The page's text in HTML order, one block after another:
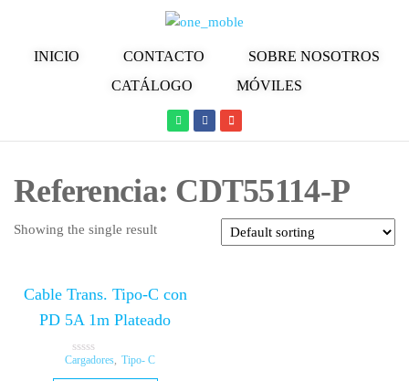
INICIO CONTACTO
SOBRE NOSOTROS
CATÁLOGO
MÓVILES
Referencia: CDT55114-P
Showing the single result
Cable Trans. Tipo-C con
PD 5A 1m Plateado
R
Cargadores, Tipo- C